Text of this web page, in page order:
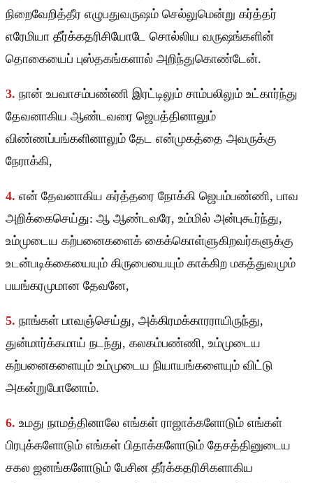
நிறைவேறித்தீர எழுபதுவருஷம் செல்லுமென்று கர்த்தர்
எரேமியா தீர்க்கதரிசியோடே சொல்லிய வருஷங்களின்
தொகையைப் புஸ்தகங்களால் அறிந்துகொண்டேன்.
3. நான் உபவாசம்பண்ணி இரட்டிலும் சாம்பலிலும் உட்கார்ந்து
தேவனாகிய ஆண்டவரை ஜெபத்தினாலும்
விண்ணப்பங்களினாலும் தேட என்முகத்தை அவருக்கு
நேராக்கி,
4. என் தேவனாகிய கர்த்தரை நோக்கி ஜெபம்பண்ணி, பாவ
அறிக்கைசெய்து: ஆ ஆண்டவரே, உம்மில் அன்புகூர்ந்து,
உம்முடைய கற்பனைகளைக் கைக்கொள்ளுகிறவர்களுக்கு
உடன்படிக்கையையும் கிருபையையும் காக்கிற மகத்துவமும்
பயங்கரமுமான தேவனே,
5. நாங்கள் பாவஞ்செய்து, அக்கிரமக்காரராயிருந்து,
துன்மார்க்கமாய் நடந்து, கலகம்பண்ணி, உம்முடைய
கற்பனைகளையும் உம்முடைய நியாயங்களையும் விட்டு
அகன்றுபோனோம்.
6. உமது நாமத்தினாலே எங்கள் ராஜாக்களோடும் எங்கள்
பிரபுக்களோடும் எங்கள் பிதாக்களோடும் தேசத்தினுடைய
சகல ஜனங்களோடும் பேசின தீர்க்கதரிசிகளாகிய